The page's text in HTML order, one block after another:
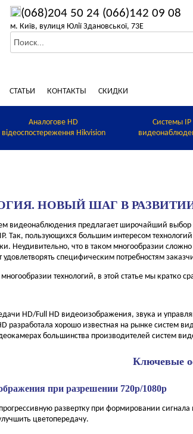
(068)204 50 24 (066)142 09 08
м. Київ, вулиця Юлії Здановської, 73Е
СТАТЬИ КОНТАКТЫ СКИДКИ
Аналогове HD
відеоспостереження Hikvision
Системы IP
НОВЫЙ ШАГ В
видеонаблюдения предлагает широчайший
IP. Так, пользующихся большим интересом
Неудивительно, что в таком многообразии
удовлетворять специфическим потребностям
технологий, в этой статье мы
HD/Full HD видеоизображения, звука и
разработала хорошо известная на рынке систем
большинства производителей систем
Ключевые
при разрешении 720p/1080p
развертку при формировании
цветопередачу.